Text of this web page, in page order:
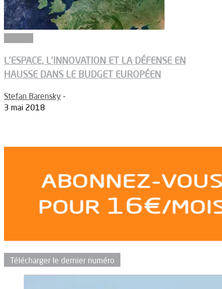
L’ESPACE, L’INNOVATION ET LA DÉFENSE EN
HAUSSE DANS LE BUDGET EUROPÉEN
Stefan Barensky -
3 mai 2018
Télécharger le dernier numéro